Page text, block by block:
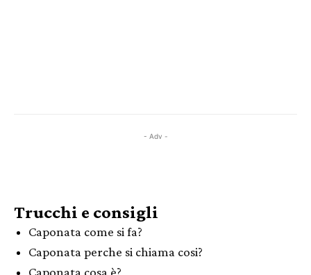
- Adv -
Trucchi e consigli
Caponata come si fa?
Caponata perche si chiama cosi?
Caponata cosa è?